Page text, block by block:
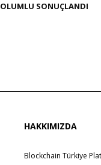
OLUMLU SONUÇLANDI
HAKKIMIZDA
Blockchain Türkiye